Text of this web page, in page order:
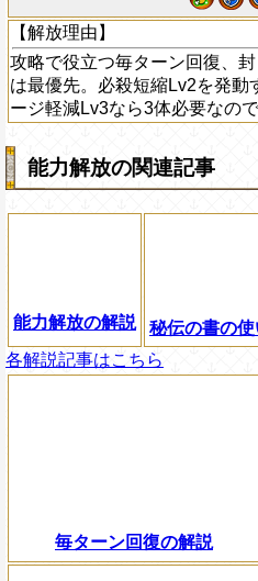
【解放理由】
攻略で役立つ毎ターン回復、
は最優先。必殺短縮Lv2を発動
ージ軽減Lv3なら3体必要なので
能力解放の関連記事
能力解放の解説
秘伝の書の
各解説記事はこちら
毎ターン回復の解説